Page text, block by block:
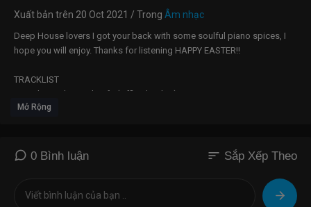
Xuất bản trên 20 Oct 2021 / Trong Âm nhạc
Deep House lovers I got your back with some soulful piano spices, I
hope you will enjoy. Thanks for listening HAPPY EASTER!!
TRACKLIST
1. Kaylow - The Soul Cafe (Official Video)
2. Nastee Nev feat. Donald Sheffey - I'm So Hung Up On You (Infinite
4. Josiah de disciple & Boohle - Mama
7. Soultronixx Deep Feat. Lebo - Freely Fall (Trust SA's Touch)
Mở Rộng
0 Bình luận sort Sắp Xếp Theo